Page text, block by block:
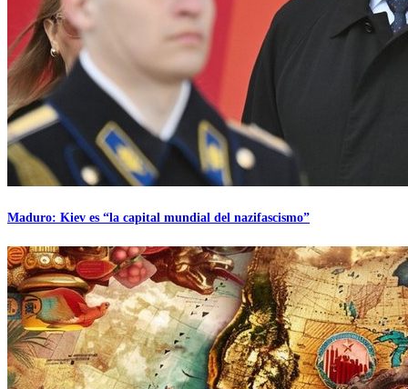
Maduro: Kiev es “la capital mundial del nazifascismo”